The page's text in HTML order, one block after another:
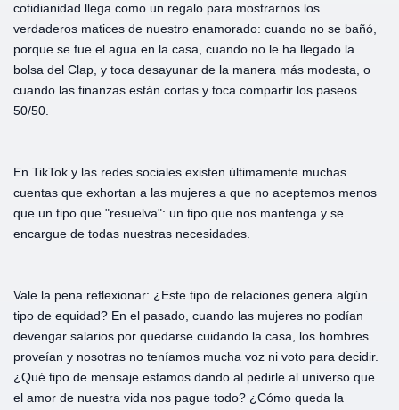
cotidianidad llega como un regalo para mostrarnos los
verdaderos matices de nuestro enamorado: cuando no se bañó,
porque se fue el agua en la casa, cuando no le ha llegado la
bolsa del Clap, y toca desayunar de la manera más modesta, o
cuando las finanzas están cortas y toca compartir los paseos
50/50.
En TikTok y las redes sociales existen últimamente muchas
cuentas que exhortan a las mujeres a que no aceptemos menos
que un tipo que "resuelva": un tipo que nos mantenga y se
encargue de todas nuestras necesidades.
Vale la pena reflexionar: ¿Este tipo de relaciones genera algún
tipo de equidad? En el pasado, cuando las mujeres no podían
devengar salarios por quedarse cuidando la casa, los hombres
proveían y nosotras no teníamos mucha voz ni voto para decidir.
¿Qué tipo de mensaje estamos dando al pedirle al universo que
el amor de nuestra vida nos pague todo? ¿Cómo queda la